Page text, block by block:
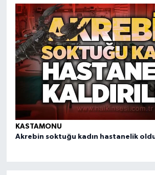
KASTAMONU
Akrebin soktuğu kadın hastanelik